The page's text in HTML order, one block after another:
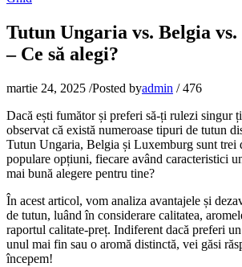
Tutun Ungaria vs. Belgia
– Ce să alegi?
martie 24, 2025 /Posted byadmin / 476
Dacă ești fumător și preferi să-ți rulezi singur
observat că există numeroase tipuri de tutun
Tutun Ungaria, Belgia și Luxemburg sunt trei
populare opțiuni, fiecare având caracteristici
mai bună alegere pentru tine?
În acest articol, vom analiza avantajele și
de tutun, luând în considerare calitatea,
raportul calitate-preț. Indiferent dacă preferi
unul mai fin sau o aromă distinctă, vei găsi
începem!